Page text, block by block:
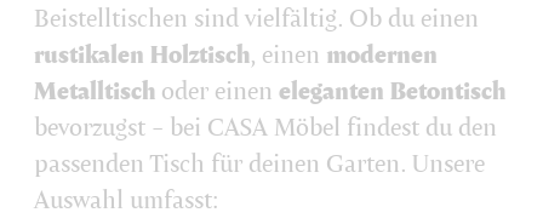
Beistelltischen sind vielfältig. Ob du einen
rustikalen Holztisch, einen modernen
Metalltisch oder einen eleganten Betontisch
bevorzugst – bei CASA Möbel findest du den
passenden Tisch für deinen Garten. Unsere
Auswahl umfasst: